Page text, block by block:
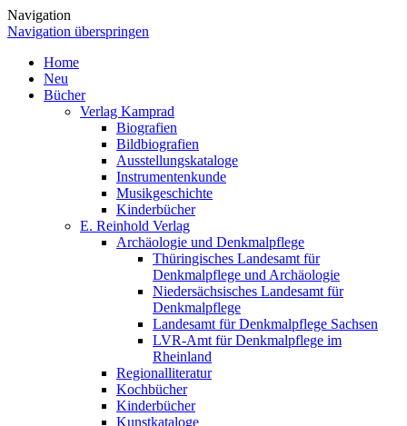
Navigation
Navigation überspringen
Home
Neu
Bücher
Verlag Kamprad
Biografien
Bildbiografien
Ausstellungskataloge
Instrumentenkunde
Musikgeschichte
Kinderbücher
E. Reinhold Verlag
Archäologie und Denkmalpflege
Thüringisches Landesamt für
Denkmalpflege und Archäologie
Niedersächsisches Landesamt für
Denkmalpflege
Landesamt für Denkmalpflege Sachsen
LVR-Amt für Denkmalpflege im
Rheinland
Regionalliteratur
Kochbücher
Kinderbücher
Kunstkataloge